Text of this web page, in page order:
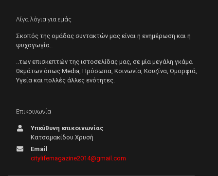
Λίγα λόγια για εμάς
Σκοπός της ομάδας συντακτών μας είναι η ενημέρωση και η
ψυχαγωγία..
..των επισκεπτών της ιστοσελίδας μας, σε μία μεγάλη γκάμα
θεμάτων όπως Μedia, Πρόσωπα, Κοινωνία, Κουζίνα, Ομορφιά,
Υγεία και πολλές άλλες ενότητες.
Επικοινωνία
Υπεύθυνη επικοινωνίας
Κατσαμακίδου Χρυσή
Email
citylifemagazine2014@gmail.com